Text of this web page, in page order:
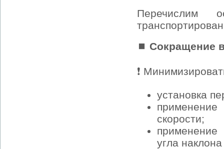
Перечислим
⏹ Сокращение
❗
установка
применение
скорости;
применение
угла